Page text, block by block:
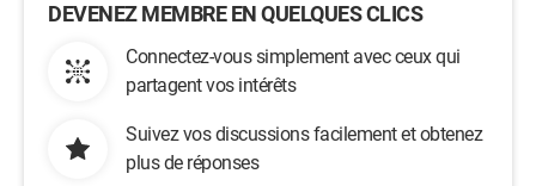
DEVENEZ MEMBRE EN QUELQUES CLICS
Connectez-vous simplement avec ceux qui
partagent vos intérêts
Suivez vos discussions facilement et obtenez
plus de réponses